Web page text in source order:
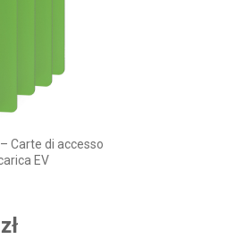
Carte di accesso
EV